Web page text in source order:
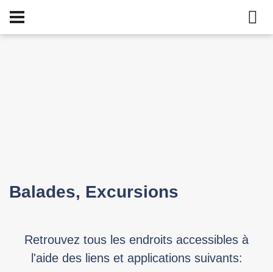
Balades, Excursions
Retrouvez tous les endroits accessibles à
l'aide des liens et applications suivants: